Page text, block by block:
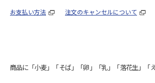
お支払い方法 注文のキャンセルについて
商品に「小麦」「そば」「卵」「乳」「落花生」「